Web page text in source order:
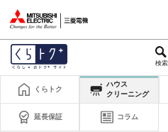
くらトク
ハウス
クリーニング
延長保証 コラム